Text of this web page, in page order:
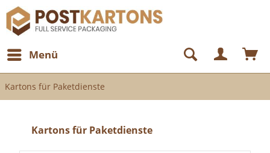
Menü
Kartons für Paketdienste
Kartons für Paketdienste